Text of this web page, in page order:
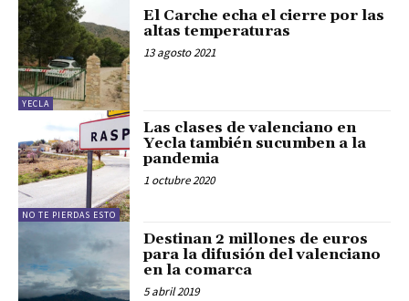
YECLA
El Carche echa el cierre por las
altas temperaturas
13 agosto 2021
NO TE PIERDAS ESTO
Las clases de valenciano en
Yecla también sucumben a la
pandemia
1 octubre 2020
Destinan 2 millones de euros
para la difusión del valenciano
en la comarca
5 abril 2019